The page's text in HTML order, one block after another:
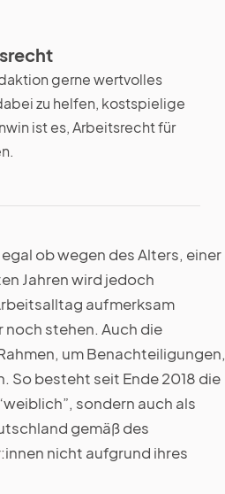
gerne wertvolles
zu helfen, kostspielige
ist es, Arbeitsrecht für
ob wegen des Alters, einer
Jahren wird jedoch
aufmerksam
stehen. Auch die
um Benachteiligungen,
So besteht seit Ende 2018 die
sondern auch als
gemäß des
nicht aufgrund ihres